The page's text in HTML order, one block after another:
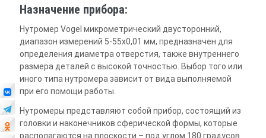
Назначение прибора:
Нутромер Vogel микрометрический двусторонний,
диапазон измерений 5-55х0,01 мм, предназначен для
определения диаметра отверстия, также внутреннего
размера деталей с высокой точностью. Выбор того или
иного типа нутромера зависит от вида выполняемой
при его помощи работы.
Нутромеры представляют собой прибор, состоящий из
головки и наконечников сферической формы, которые
располагаются на плоскости – под углом 180 градусов